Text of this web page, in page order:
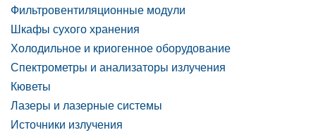
Фильтровентиляционные модули
Шкафы сухого хранения
Холодильное и криогенное оборудование
Спектрометры и анализаторы излучения
Кюветы
Лазеры и лазерные системы
Источники излучения